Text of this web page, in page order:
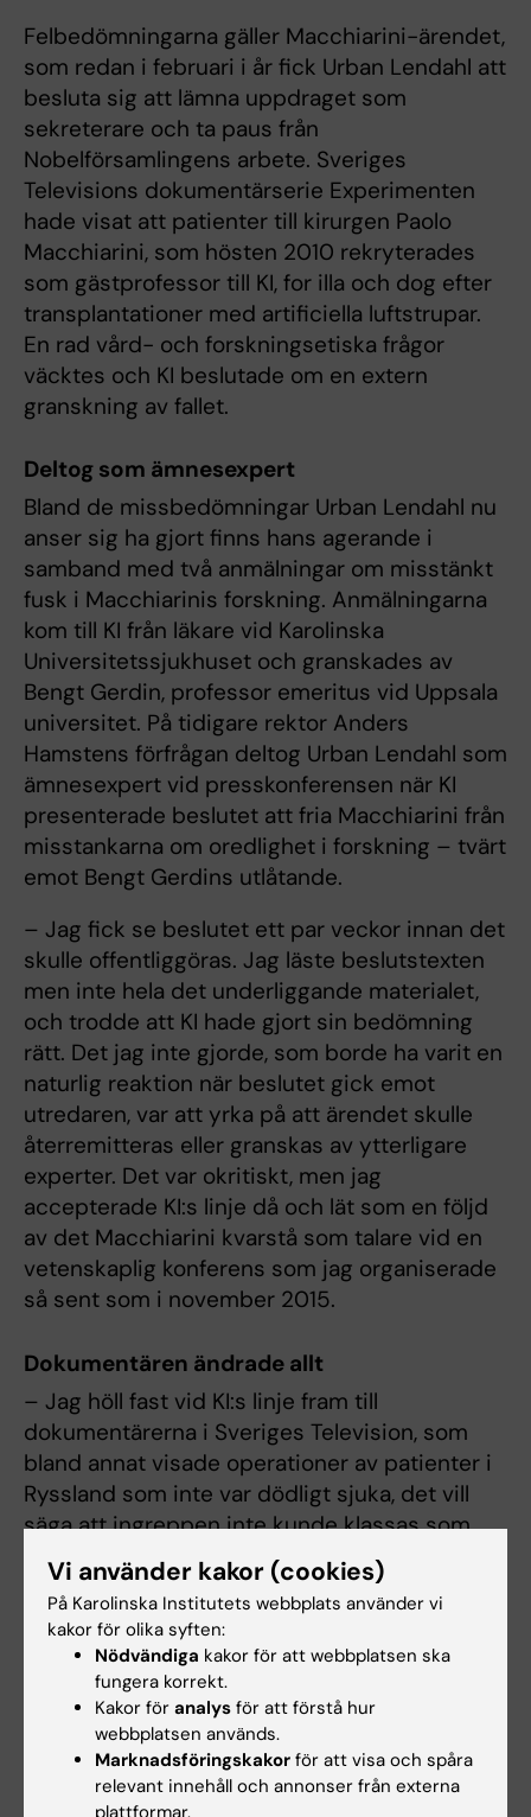
Felbedömningarna gäller Macchiarini-ärendet,
som redan i februari i år fick Urban Lendahl att
besluta sig att lämna uppdraget som
sekreterare och ta paus från
Nobelförsamlingens arbete. Sveriges
Televisions dokumentärserie Experimenten
hade visat att patienter till kirurgen Paolo
Macchiarini, som hösten 2010 rekryterades
som gästprofessor till KI, for illa och dog efter
transplantationer med artificiella luftstrupar.
En rad vård- och forskningsetiska frågor
väcktes och KI beslutade om en extern
granskning av fallet.
Deltog som ämnesexpert
Bland de missbedömningar Urban Lendahl nu
anser sig ha gjort finns hans agerande i
samband med två anmälningar om misstänkt
fusk i Macchiarinis forskning. Anmälningarna
kom till KI från läkare vid Karolinska
Universitetssjukhuset och granskades av
Bengt Gerdin, professor emeritus vid Uppsala
universitet. På tidigare rektor Anders
Hamstens förfrågan deltog Urban Lendahl som
ämnesexpert vid presskonferensen när KI
presenterade beslutet att fria Macchiarini från
misstankarna om oredlighet i forskning – tvärt
emot Bengt Gerdins utlåtande.
– Jag fick se beslutet ett par veckor innan det
skulle offentliggöras. Jag läste beslutstexten
men inte hela det underliggande materialet,
och trodde att KI hade gjort sin bedömning
rätt. Det jag inte gjorde, som borde ha varit en
naturlig reaktion när beslutet gick emot
utredaren, var att yrka på att ärendet skulle
återremitteras eller granskas av ytterligare
experter. Det var okritiskt, men jag
accepterade KI:s linje då och lät som en följd
av det Macchiarini kvarstå som talare vid en
vetenskaplig konferens som jag organiserade
så sent som i november 2015.
Dokumentären ändrade allt
– Jag höll fast vid KI:s linje fram till
dokumentärerna i Sveriges Television, som
bland annat visade operationer av patienter i
Ryssland som inte var dödligt sjuka, det vill
säga att ingreppen inte kunde klassas som
vitalindikation, säger Urban Lendahl.
Urban Lendahl är också kritisk till sitt
agerande i samband med rekryteringen av
Macchiarini till KI. Tidigt i processen
rådfrågade dåvarande rektor Harriet Wallberg
honom, bland andra, om intrycket av Paolo
Macchiarinis cv. Urban Lendahl svarade att
han tyckte att det såg intressant ut.
Vi använder kakor (cookies)
På Karolinska Institutets webbplats använder vi
kakor för olika syften:
Nödvändiga kakor för att webbplatsen ska
fungera korrekt.
Kakor för analys för att förstå hur
webbplatsen används.
Marknadsföringskakor för att visa och spåra
relevant innehåll och annonser från externa
plattformar.